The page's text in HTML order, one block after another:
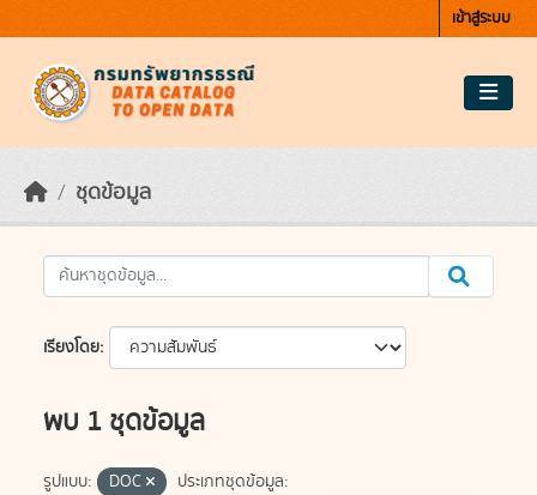
เข้าสู่ระบบ
ชุดข้อมูล
เรียงโดย
พบ 1 ชุดข้อมูล
รูปแบบ: DOC
ประเภทชุดข้อมูล: